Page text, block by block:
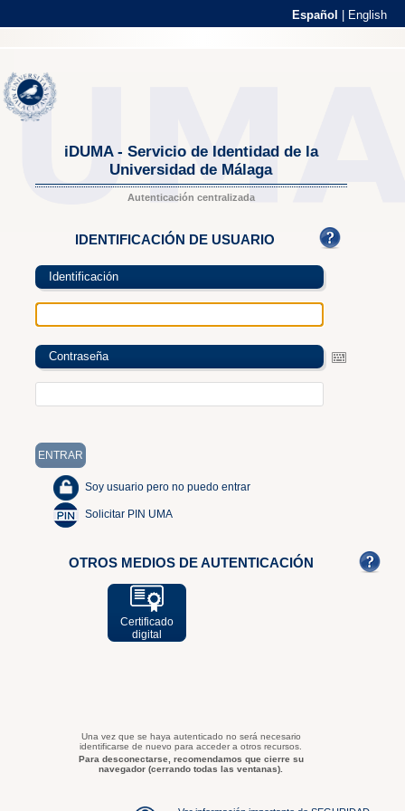
Español English
iDUMA - Servicio de Identidad de la
Universidad de Málaga
Autenticación centralizada
IDENTIFICACIÓN DE USUARIO
Identificación
Contraseña
Soy usuario pero no puedo entrar
Solicitar PIN UMA
OTROS MEDIOS DE AUTENTICACIÓN
Certificado
digital
Una vez que se haya autenticado no será necesario
identificarse de nuevo para acceder a otros recursos.
Para desconectarse, recomendamos que cierre su
navegador (cerrando todas las ventanas).